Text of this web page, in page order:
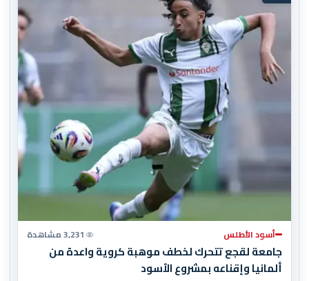
أسود الأطلس 3,231 مشاهدة
جامعة لقجع تتحرك لخطف موهبة كروية واعدة من
ألمانيا وإقناعه بمشروع الأسود